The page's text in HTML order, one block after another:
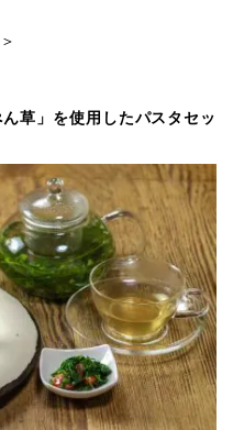
草」を使用したパスタセッ